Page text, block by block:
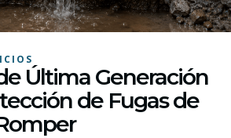
Última Generación
de Fugas de